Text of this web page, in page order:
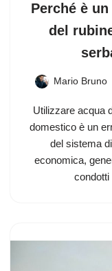
Perché è
del
Mario Bruno
Utilizzare acqua
domestico è un
del sistema
economica,